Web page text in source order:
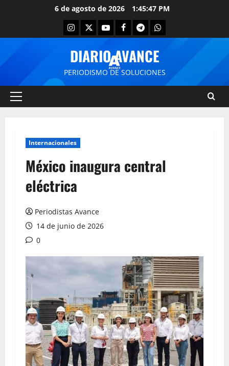
6 de agosto de 2026 1:45:48 PM
DIARIO AVANCE
PERIODISMO DE SOLUCIONES
Internacionales
México inaugura central
eléctrica
Periodistas Avance
14 de junio de 2026
0